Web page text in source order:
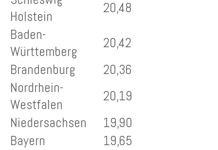
Holstein
20,48
Baden-
Württemberg
20,42
Brandenburg
20,36
Nordrhein-
Westfalen
20,19
Niedersachsen
19,90
Bayern
19,65